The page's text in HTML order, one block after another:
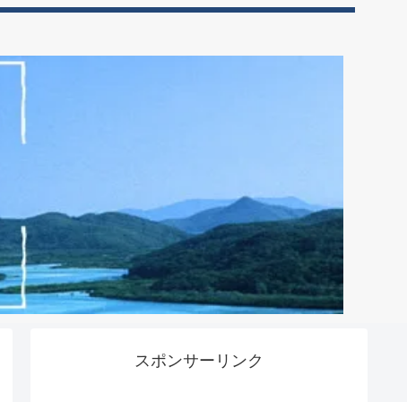
スポンサーリンク